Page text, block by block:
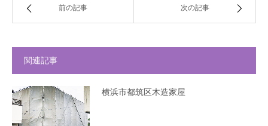
前の記事 次の記事
関連記事
横浜市都筑区木造家屋